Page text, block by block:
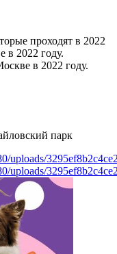
проходят в 2022
в 2022 году.
в 2022 году.
парк
uploads/
uploads/